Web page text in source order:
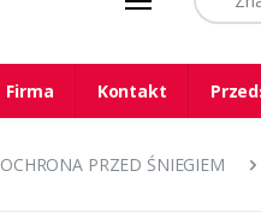
Firma Kontakt
OCHRONA PRZED ŚNIEGIEM